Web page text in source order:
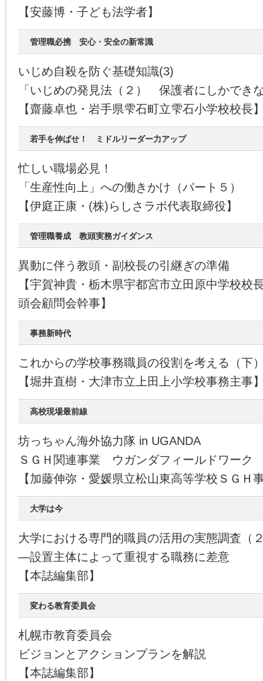
【安藤博・子ども法学者】
管理職必携 安心・安全の新常識
いじめ自殺を防ぐ基礎知識(3)
「いじめの発見法（２） 保護者にしかでき
【齋藤卓也・岩手県雫石町立雫石小学校校長
若手を伸ばせ！ ミドルリーダー力アップ
忙しい職場必見！
「生産性向上」への働きかけ（パート５）
【伊庭正康・(株)らしさラボ代表取締役】
管理職養成 教頭実務ガイダンス
異動に伴う教頭・副校長の引継ぎの準備
【宇賀神貴・栃木県宇都宮市立田原中学校校
頭会顧問会幹事】
事務新時代
これからの学校事務職員の役割を考える（下
【堀井直樹・大津市立上田上小学校事務主事
高校現場最前線
坊っちゃん海外協力隊 in UGANDA
ＳＧＨ関連事業 ウガンダフィールドワーク
【加藤伸弥・愛媛県立松山東高等学校ＳＧＨ
大学は今
大学における専門的職員の活用の実態調査（
―設置主体によって重視する職務に差意
【本誌編集部】
変わる教育委員会
札幌市教育委員会
ビジョンとアクションプランを解説
【本誌編集部】